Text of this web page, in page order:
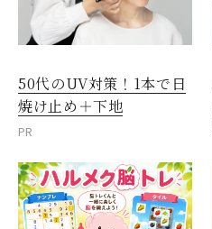
50代のUV対策！1本で日
焼け止め＋下地
PR